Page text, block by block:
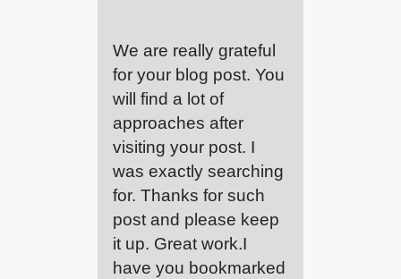
We are really grateful
for your blog post. You
will find a lot of
approaches after
visiting your post. I
was exactly searching
for. Thanks for such
post and please keep
it up. Great work.I
have you bookmarked